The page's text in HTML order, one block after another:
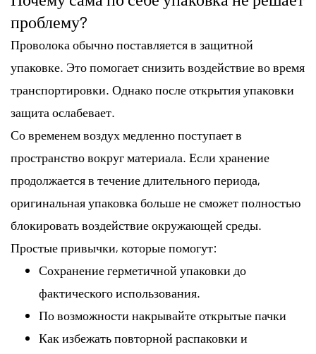
проблему?
Проволока обычно поставляется в защитной
упаковке. Это помогает снизить воздействие во время
транспортировки. Однако после открытия упаковки
защита ослабевает.
Со временем воздух медленно поступает в
пространство вокруг материала. Если хранение
продолжается в течение длительного периода,
оригинальная упаковка больше не сможет полностью
блокировать воздействие окружающей среды.
Простые привычки, которые помогут:
Сохранение герметичной упаковки до
фактического использования.
По возможности накрывайте открытые пачки
Как избежать повторной распаковки и